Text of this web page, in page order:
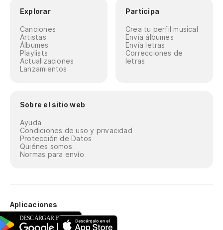
Explorar
Canciones
Artistas
Álbumes
Playlists
Actualizaciones
Lanzamientos
Participa
Crea tu perfil musical
Envía álbumes
Envía letras
Correcciones de
letras
Sobre el sitio web
Ayuda
Condiciones de uso y privacidad
Protección de Datos
Quiénes somos
Normas para envío
Aplicaciones